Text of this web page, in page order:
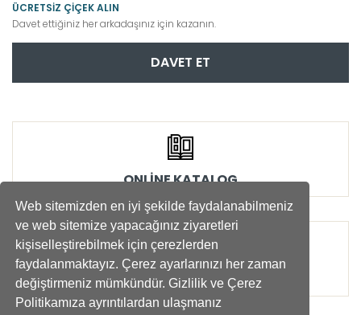
Web sitemizden en iyi şekilde faydalanabilmeniz
ve web sitemize yapacağınız ziyaretleri
kişiselleştirebilmek için çerezlerden
faydalanmaktayız. Çerez ayarlarınızı her zaman
değiştirmeniz mümkündür. Gizlilik ve Çerez
Politikamıza ayrıntılardan ulaşmanız
ÜCRETSİZ ÇİÇEK ALIN
Davet ettiğiniz her arkadaşınız için kazanın.
DAVET ET
ONLİNE KATALOG
SOSYAL SORUMLULUK